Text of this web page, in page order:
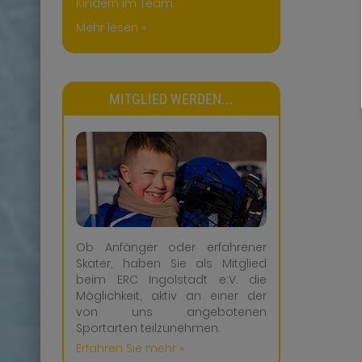
Kindern im Team.
Mehr lesen »
MITGLIED WERDEN...
Ob Anfänger oder erfahrener
Skater, haben Sie als Mitglied
beim ERC Ingolstadt e:V. die
Möglichkeit, aktiv an einer der
von uns angebotenen
Sportarten teilzunehmen.
Erfahren Sie mehr »